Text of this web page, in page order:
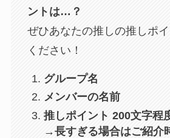
ントは…？
ぜひあなたの推しの推しポ
ください！
グループ名
メンバーの名前
推しポイント 200文字程
→長すぎる場合はご紹介